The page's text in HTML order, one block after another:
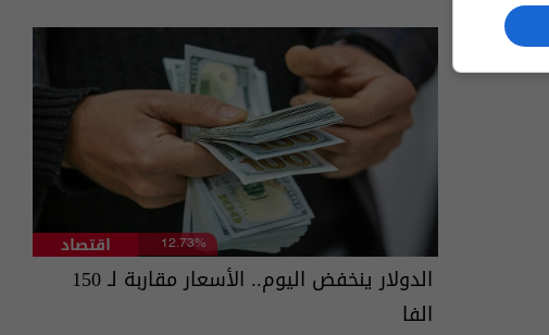
اقتصاد 12.73%
الدولار ينخفض اليوم.. الأسعار مقاربة لـ 150
الفا